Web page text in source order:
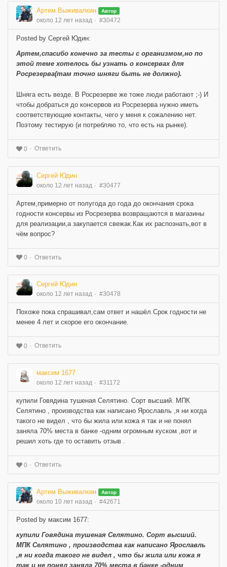
Артем Выживалкин Автор
около 12 лет назад #30472
Posted by Сергей Юдин:
Артем,спасибо конечно за тесты с организмом,но по
этой теме хотелось бы узнать о консервах для
Росрезерва(там точно шняги быть не должно).
Шняга есть везде. В Росрезерве же тоже люди работают ;-) И
чтобы добраться до консервов из Росрезерва нужно иметь
соответствующие контакты, чего у меня к сожалению нет.
Поэтому тестирую (и потребляю то, что есть на рынке).
0 Ответить
Сергей Юдин
около 12 лет назад #30477
Артем,примерно от полугода до года до окончания срока
годности консервы из Росрезерва возвращаются в магазины
для реализации,а закупается свежак.Как их распознать,вот в
чём вопрос?
0 Ответить
Сергей Юдин
около 12 лет назад #30478
Похоже пока спрашивал,сам ответ и нашёл.Срок годности не
менее 4 лет и скорое его окончание.
0 Ответить
максим 1677
около 12 лет назад #31172
купили Говядина тушеная Селятино. Сорт высший. МПК
Селятино , производства как написано Ярославль ,я ни когда
такого не видел , что бы жила или кожа я так и не понял
заняла 70% места в банке -одним огромным куском ,вот и
решил хоть где то оставить отзыв .
0 Ответить
Артем Выживалкин Автор
около 10 лет назад #42671
Posted by максим 1677:
купили Говядина тушеная Селятино. Сорт высший.
МПК Селятино , производства как написано Ярославль
,я ни когда такого не видел , что бы жила или кожа я
так и не понял заняла 70% места в банке -одним